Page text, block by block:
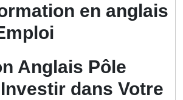
en anglais
Anglais Pôle
dans Votre